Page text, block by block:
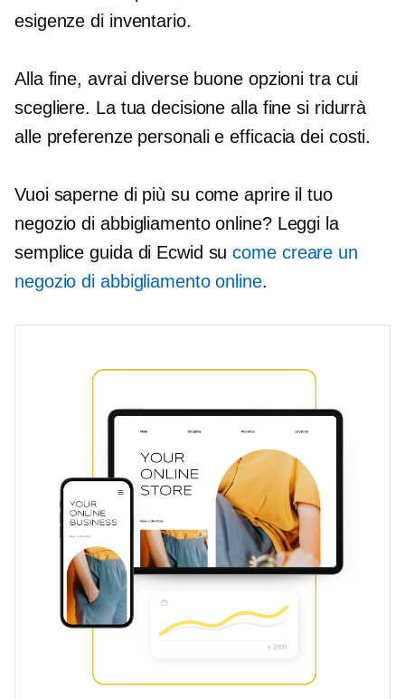
esigenze di inventario.
Alla fine, avrai diverse buone opzioni tra cui
scegliere. La tua decisione alla fine si ridurrà
alle preferenze personali eefficacia dei costi.
Vuoi saperne di più su come aprire il tuo
negozio di abbigliamento online? Leggi la
semplice guida di Ecwid sucome creare un
negozio di abbigliamento online.